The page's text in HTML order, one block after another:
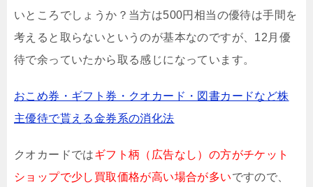
いところでしょうか？当方は500円相当の優待は手間を
考えると取らないというのが基本なのですが、12月優
待で余っていたから取る感じになっています。
おこめ券・ギフト券・クオカード・図書カードなど株
主優待で貰える金券系の消化法
クオカードではギフト柄（広告なし）の方がチケット
ショップで少し買取価格が高い場合が多いですので、